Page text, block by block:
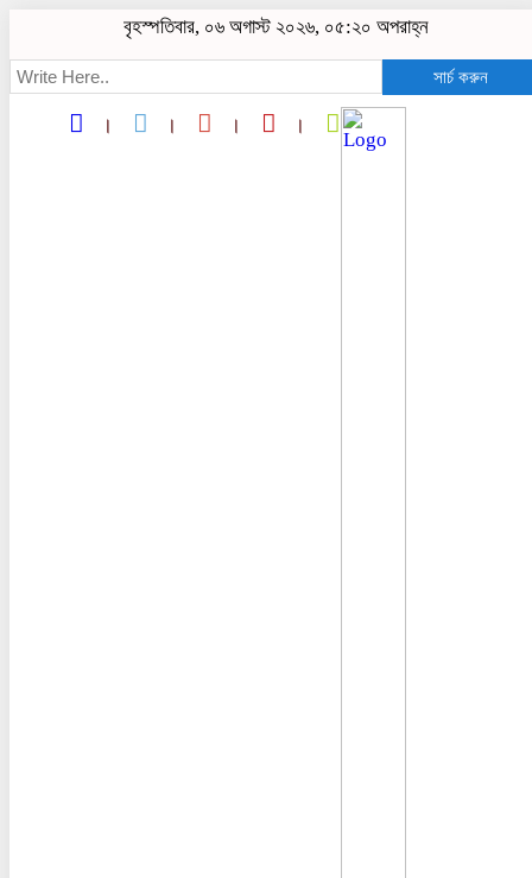
বৃহস্পতিবার, ০৬ অগাস্ট ২০২৬, ০৫:২০ অপরাহ্ন
সার্চ করুন